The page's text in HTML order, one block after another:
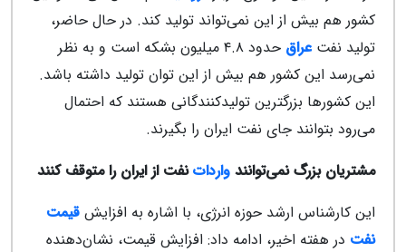
کشور هم بیش از این نمی‌تواند تولید کند. در حال حاضر،
تولید نفت عراق
حدود ۴.۸ میلیون بشکه است و به نظر
نمی‌رسد این کشور هم بیش از این توان تولید داشته باشد.
این کشورها بزرگترین تولیدکنندگانی هستند که احتمال
می‌رود بتوانند جای نفت ایران را بگیرند.
مشتریان بزرگ نمی‌توانند وارداتنفت از ایران را متوقف کنند
این کارشناس ارشد حوزه انرژی، با اشاره به افزایش قیمت
نفت در هفته اخیر، ادامه داد: افزایش قیمت، نشان‌دهنده